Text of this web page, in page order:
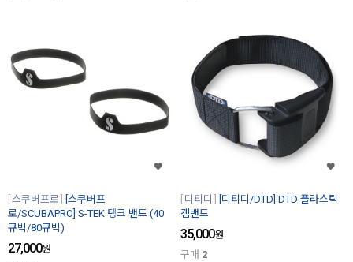
스쿠버프로
[스쿠버프
로/SCUBAPRO] S-TEK 탱크 밴드 (40
큐빅/80큐빅)
27,000원
디티디
[디티디/DTD] DTD 플라스틱
캠밴드
35,000원
구매 2